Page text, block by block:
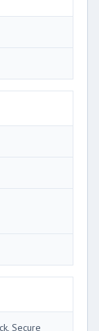
Secure